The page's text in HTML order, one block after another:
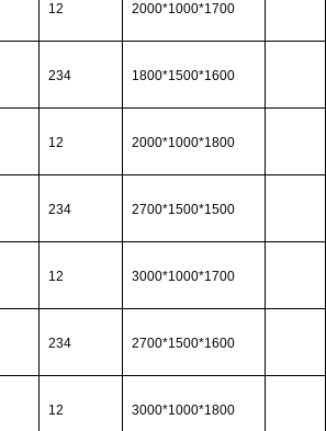
12 2000*1000*1700
234 1800*1500*1600
12 2000*1000*1800
234 2700*1500*1500
12 3000*1000*1700
234 2700*1500*1600
12 3000*1000*1800